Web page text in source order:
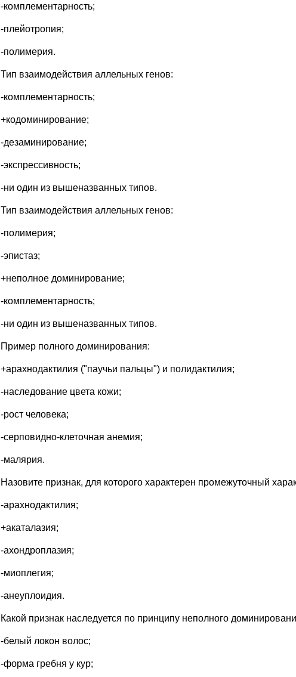
-комплементарность;
-плейотропия;
-полимерия.
Тип взаимодействия аллельных генов:
-комплементарность;
+кодоминирование;
-дезаминирование;
-экспрессивность;
-ни один из вышеназванных типов.
Тип взаимодействия аллельных генов:
-полимерия;
-эпистаз;
+неполное доминирование;
-комплементарность;
-ни один из вышеназванных типов.
Пример полного доминирования:
+арахнодактилия ("паучьи пальцы") и полидактилия;
-наследование цвета кожи;
-рост человека;
-серповидно-клеточная анемия;
-малярия.
Назовите признак, для которого характерен промежуточный
-арахнодактилия;
+акаталазия;
-ахондроплазия;
-миоплегия;
-анеуплоидия.
Какой признак наследуется по принципу неполного
-белый локон волос;
-форма гребня у кур;